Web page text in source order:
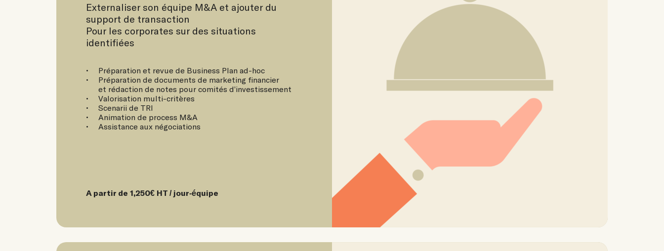
Externaliser son équipe M&A et ajouter du
support de transaction
Pour les corporates sur des situations
identifiées
Préparation et revue de Business Plan ad-hoc
Préparation de documents de marketing financier
et rédaction de notes pour comités d’investissement
Valorisation multi-critères
Scenarii de TRI
Animation de process M&A
Assistance aux négociations
A partir de 1,250€ HT / jour-équipe